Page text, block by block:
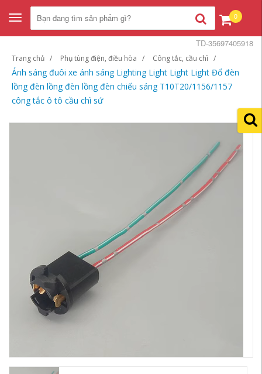
Toggle
navigation
0
Trang chủ Phụ tùng điện, điều hòa Công tắc, cầu chì
Ánh sáng đuôi xe ánh sáng Lighting Light Light Light Đổ đèn
lồng đèn lồng đèn lồng đèn chiếu sáng T10T20/1156/1157
công tắc ô tô cầu chì sứ
TD-35697405918